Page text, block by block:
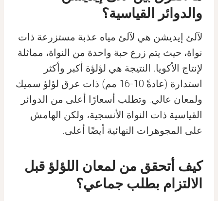
والدوائر القياسية؟
لآلئ إيديشن هي لآلئ مياه عذبة مستزرعة ذات
نواة، حيث يتم زرع حبة واحدة من النواة، مماثلة
لإنتاج الأكويا. النتيجة هي لؤلؤة أكبر وأكثر
استدارة (عادةً 10-16 مم) ذات عرق لؤلؤ سميك
ولمعان عالي. وتطلب أسعارًا أعلى من الدوائر
القياسية ذات النواة الأنسجية، ولكن الهامش
على المجوهرات النهائية أيضًا أعلى.
كيف أتحقق من لمعان اللؤلؤ قبل
الالتزام بطلب جماعي؟